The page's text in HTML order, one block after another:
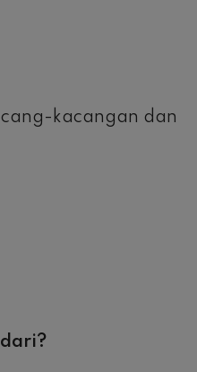
kacangan dan